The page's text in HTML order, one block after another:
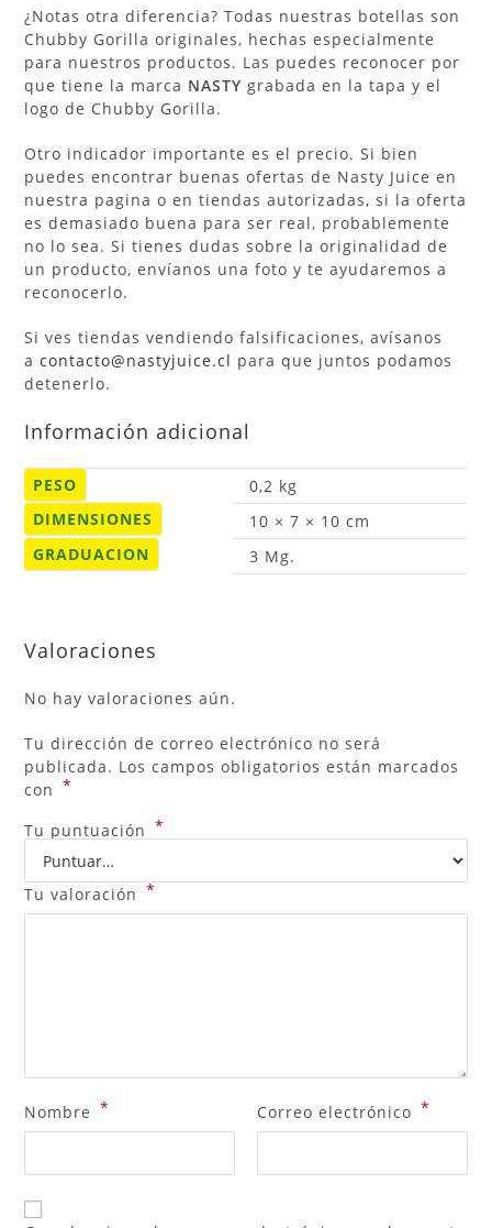
¿Notas otra diferencia? Todas nuestras botellas son
Chubby Gorilla originales, hechas especialmente
para nuestros productos. Las puedes reconocer por
que tiene la marca NASTY grabada en la tapa y el
logo de Chubby Gorilla.
Otro indicador importante es el precio. Si bien
puedes encontrar buenas ofertas de Nasty Juice en
nuestra pagina o en tiendas autorizadas, si la oferta
es demasiado buena para ser real, probablemente
no lo sea. Si tienes dudas sobre la originalidad de
un producto, envíanos una foto y te ayudaremos a
reconocerlo.
Si ves tiendas vendiendo falsificaciones, avísanos
acontacto@nastyjuice.cl para que juntos podamos
detenerlo.
Información adicional
PESO
0,2 kg
DIMENSIONES
10 × 7 × 10 cm
GRADUACION
3 Mg.
Valoraciones
No hay valoraciones aún.
Tu dirección de correo electrónico no será
publicada. Los campos obligatorios están marcados
con *
Tu puntuación *
Tu valoración *
Nombre * Correo electrónico *